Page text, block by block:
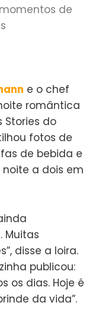
de
e o chef
romântica
Stories do
fotos de
de bebida e
a dois em
Muitas
disse a loira.
publicou:
os dias. Hoje é
da vida”.